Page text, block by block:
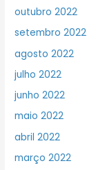
outubro 2022
setembro 2022
agosto 2022
julho 2022
junho 2022
maio 2022
abril 2022
março 2022